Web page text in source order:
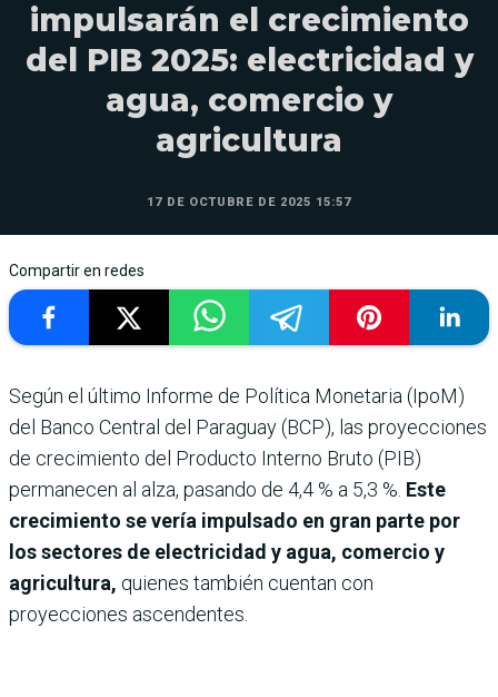
impulsarán el crecimiento
del PIB 2025: electricidad y
agua, comercio y
agricultura
17 DE OCTUBRE DE 2025 15:57
Compartir en redes
Según el último Informe de Política Monetaria (IpoM)
del Banco Central del Paraguay (BCP), las proyecciones
de crecimiento del Producto Interno Bruto (PIB)
permanecen al alza, pasando de 4,4 % a 5,3 %. Este
crecimiento se vería impulsado en gran parte por
los sectores de electricidad y agua, comercio y
agricultura, quienes también cuentan con
proyecciones ascendentes.